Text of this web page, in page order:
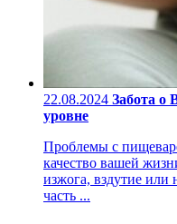
22.08.2024 Забота
уровне
Проблемы с
качество вашей
изжога, вздутие
часть ...